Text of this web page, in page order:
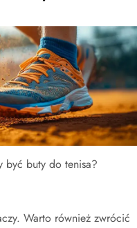
być buty do tenisa?
Warto również zwrócić